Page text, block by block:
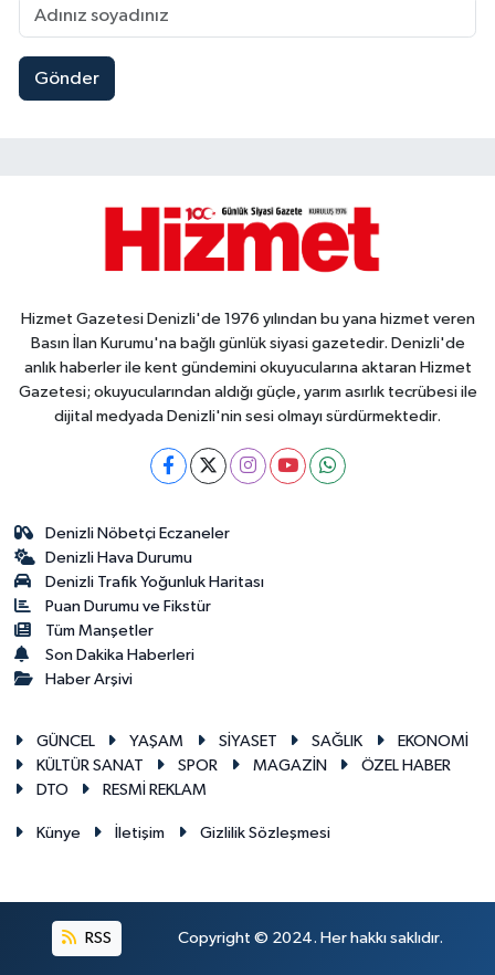
Gönder
Hizmet Gazetesi Denizli'de 1976 yılından bu yana hizmet veren
Basın İlan Kurumu'na bağlı günlük siyasi gazetedir. Denizli'de
anlık haberler ile kent gündemini okuyucularına aktaran Hizmet
Gazetesi; okuyucularından aldığı güçle, yarım asırlık tecrübesi ile
dijital medyada Denizli'nin sesi olmayı sürdürmektedir.
Denizli Nöbetçi Eczaneler
Denizli Hava Durumu
Denizli Trafik Yoğunluk Haritası
Puan Durumu ve Fikstür
Tüm Manşetler
Son Dakika Haberleri
Haber Arşivi
GÜNCEL YAŞAM SİYASET SAĞLIK
EKONOMİ
KÜLTÜR SANAT
SPOR MAGAZİN
ÖZEL HABER
DTO
RESMİ REKLAM
Künye İletişim Gizlilik Sözleşmesi
RSS Copyright © 2024. Her hakkı saklıdır.